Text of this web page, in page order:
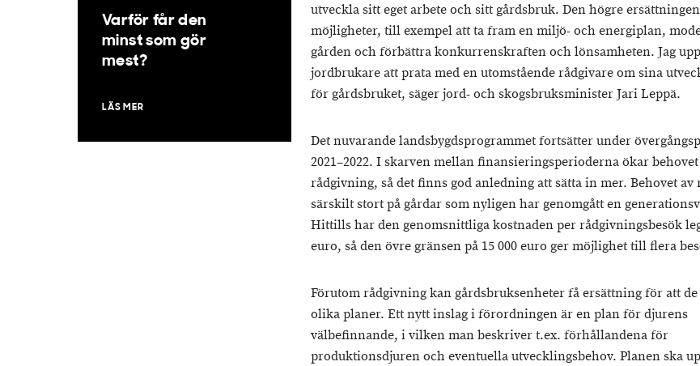
utveckla sitt eget arbete och sitt gårdsbruk. Den högre
möjligheter, till exempel att ta fram en miljö- och energiplan,
gården och förbättra konkurrenskraften och lönsamheten. Jag
jordbrukare att prata med en utomstående rådgivare om sina
för gårdsbruket, säger jord- och skogsbruksminister Jari Leppä.
Det nuvarande landsbygdsprogrammet fortsätter under
2021–2022. I skarven mellan finansieringsperioderna ökar
rådgivning, så det finns god anledning att sätta in mer. Behovet
särskilt stort på gårdar som nyligen har genomgått en
Hittills har den genomsnittliga kostnaden per rådgivningsbesök
euro, så den övre gränsen på 15 000 euro ger möjlighet till flera
Förutom rådgivning kan gårdsbruksenheter få ersättning för att
olika planer. Ett nytt inslag i förordningen är en plan för djurens
välbefinnande, i vilken man beskriver t.ex. förhållandena för
produktionsdjuren och eventuella utvecklingsbehov. Planen ska
Varför får den
minst som gör
mest?
LÄS MER